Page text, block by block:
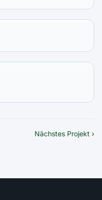
Nächstes Projekt ›